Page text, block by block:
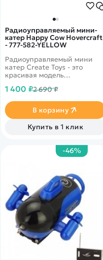
Радиоуправляемый мини-
катер Happy Cow Hovercraft
- 777-582-YELLOW
Радиоуправляемый мини
катер Create Toys - это
красивая модель
небольшом размере теперь
игрушкой вашего ребенка.
1 400 ₽2 690 ₽
В корзину
Купить в 1 клик
-46%